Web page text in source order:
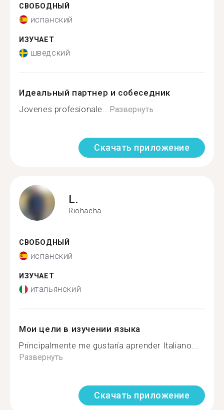
СВОБОДНЫЙ
испанский
ИЗУЧАЕТ
шведский
Идеальный партнер и собеседник
Jovenes profesionale...Развернуть
Скачать приложение
L.
Riohacha
СВОБОДНЫЙ
испанский
ИЗУЧАЕТ
итальянский
Мои цели в изучении языка
Principalmente me gustaría aprender Italiano...
Развернуть
Скачать приложение